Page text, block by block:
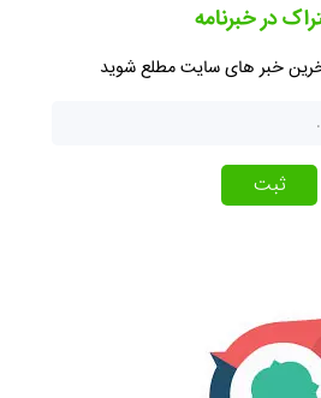
در خبرنامه
اخرین خبر های سایت مطلع شوید
ثبت